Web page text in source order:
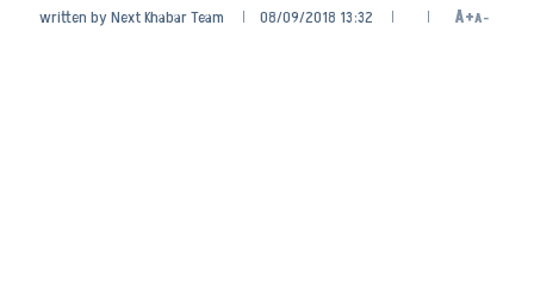
written byNext Khabar Team 08/09/2018 13:32 A+A-